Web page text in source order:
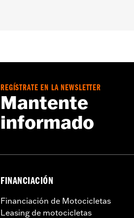
REGÍSTRATE EN LA NEWSLETTER
Mantente
informado
FINANCIACIÓN
Financiación de Motocicletas
Leasing de motocicletas